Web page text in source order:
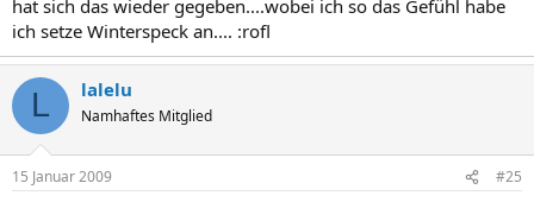
hat sich das wieder gegeben....wobei ich so das Gefühl habe
ich setze Winterspeck an.... :rofl
L lalelu
Namhaftes Mitglied
15 Januar 2009 #25